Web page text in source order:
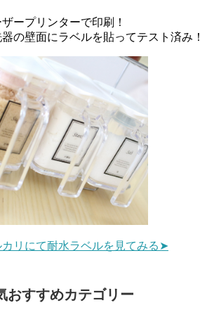
ザープリンターで印刷！
の壁面にラベルを貼ってテスト済み！
カリにて耐水ラベルを見てみる➤
おすすめカテゴリー